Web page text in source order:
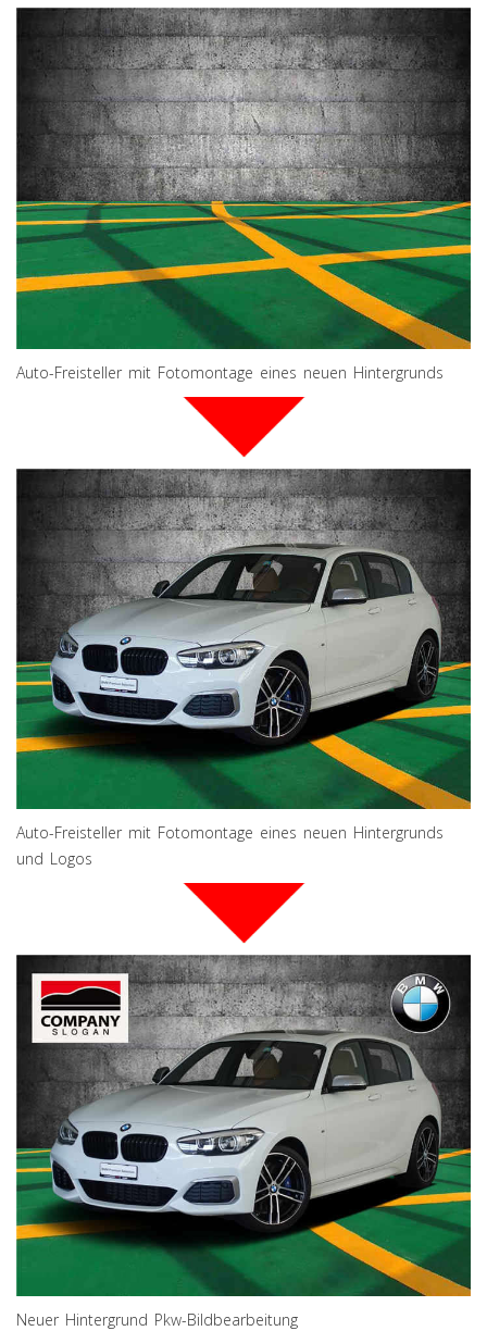
Auto-Freisteller mit Fotomontage eines neuen Hintergrunds
Auto-Freisteller mit Fotomontage eines neuen Hintergrunds
und Logos
Neuer Hintergrund Pkw-Bildbearbeitung